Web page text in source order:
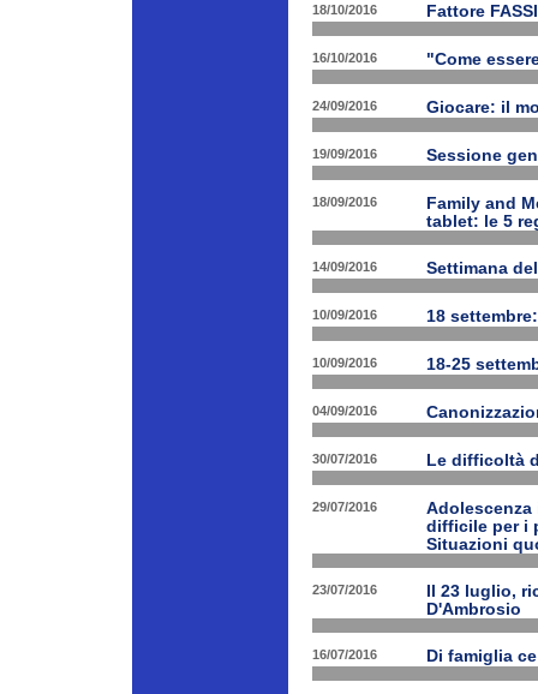
18/10/2016 Fattore FASSI
16/10/2016 "Come
24/09/2016 Giocare: il
19/09/2016 Sessione
18/09/2016
Family and
tablet: le 5
14/09/2016 Settimana
10/09/2016 18
10/09/2016 18-25
04/09/2016
30/07/2016 Le difficoltà
29/07/2016
difficile per i
Situazioni
23/07/2016
Il 23 luglio,
D'Ambrosio
16/07/2016 Di famiglia